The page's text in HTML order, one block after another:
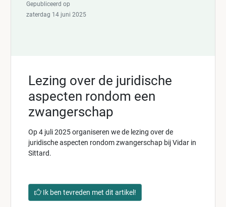
Gepubliceerd op
zaterdag 14 juni 2025
Lezing over de juridische
aspecten rondom een
zwangerschap
Op 4 juli 2025 organiseren we de lezing over de
juridische aspecten rondom zwangerschap bij Vidar in
Sittard.
Ik ben tevreden met dit artikel!